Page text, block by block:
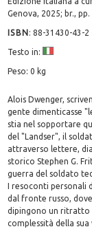
Genova, 2025; br.,
ISBN:88-31430-43-2
Testo in:
Peso: 0 kg
Alois Dwenger,
gente dimenticasse
stia nel sopportare
del "Landser", il
attraverso lettere,
storico Stephen G.
guerra del soldato
I resoconti personali
dal fronte russo,
dipingono un ritratto
complessità della